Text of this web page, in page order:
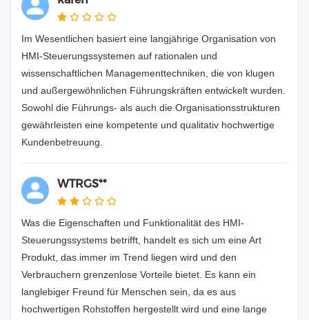
Im Wesentlichen basiert eine langjährige Organisation von
HMI-Steuerungssystemen auf rationalen und
wissenschaftlichen Managementtechniken, die von klugen
und außergewöhnlichen Führungskräften entwickelt wurden.
Sowohl die Führungs- als auch die Organisationsstrukturen
gewährleisten eine kompetente und qualitativ hochwertige
Kundenbetreuung.
WTRGS**
Was die Eigenschaften und Funktionalität des HMI-
Steuerungssystems betrifft, handelt es sich um eine Art
Produkt, das immer im Trend liegen wird und den
Verbrauchern grenzenlose Vorteile bietet. Es kann ein
langlebiger Freund für Menschen sein, da es aus
hochwertigen Rohstoffen hergestellt wird und eine lange